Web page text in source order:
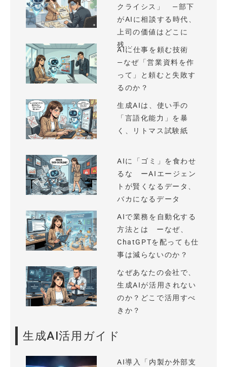
クライシス」 —部下
がAIに相談する時代、
上司の価値はどこに
残...
AIに仕事を頼む技術
—なぜ「営業資料を作
って」と頼むと失敗す
るのか？
生成AIは、使い手の
「言語化能力」を暴
く、リトマス試験紙
AIに「ゴミ」を食わせ
るな ーAIエージェン
トが賢くなるデータ、
バカになるデータ
AIで業務を自動化する
方法とは ーなぜ、
ChatGPTを配っても仕
事は減らないのか？
なぜあなたの会社で、
生成AIが活用されない
のか？どこで活用すべ
きか？
生成AI活用ガイド
AI導入「内製か外部支